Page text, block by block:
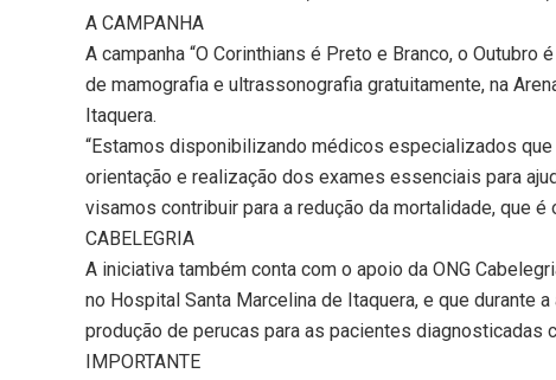
A CAMPANHA
A campanha “O Corinthians é Preto e Branco, o
de mamografia e ultrassonografia gratuitamente, na
Itaquera.
“Estamos disponibilizando médicos especializados
orientação e realização dos exames essenciais para
visamos contribuir para a redução da mortalidade, que
CABELEGRIA
A iniciativa também conta com o apoio da ONG
no Hospital Santa Marcelina de Itaquera, e que durante
produção de perucas para as pacientes diagnosticadas
IMPORTANTE